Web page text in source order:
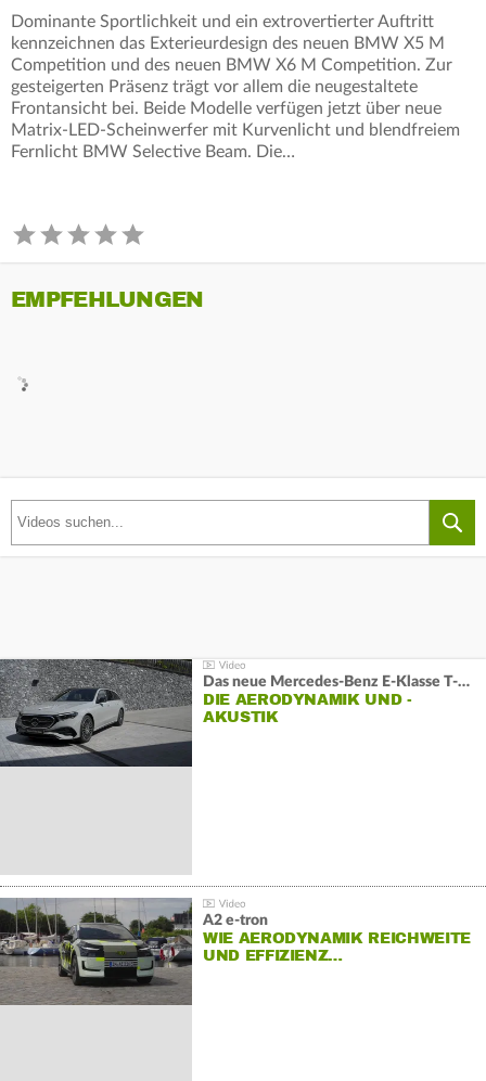
Dominante Sportlichkeit und ein extrovertierter Auftritt
kennzeichnen das Exterieurdesign des neuen BMW X5 M
Competition und des neuen BMW X6 M Competition. Zur
gesteigerten Präsenz trägt vor allem die neugestaltete
Frontansicht bei. Beide Modelle verfügen jetzt über neue
Matrix-LED-Scheinwerfer mit Kurvenlicht und blendfreiem
Fernlicht BMW Selective Beam. Die…
EMPFEHLUNGEN
Das neue Mercedes-Benz E-Klasse T-Modell
DIE AERODYNAMIK UND -
AKUSTIK
A2 e-tron
WIE AERODYNAMIK REICHWEITE
UND EFFIZIENZ…